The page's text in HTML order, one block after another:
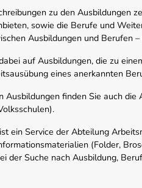
zu den Ausbildungen
sowie die Berufe und
Ausbildungen und Berufen
auf Ausbildungen, die zu
eines anerkannten
Ausbildungen finden Sie auch
ein Service der Abteilung
(Folder,
der Suche nach Ausbildung,